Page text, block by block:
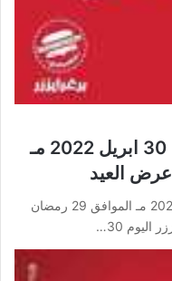
عروض مطعم برغرايززر اليوم 30 ابريل 2022 مـ
عروض مطعم برغرايززر اليوم 30 ابريل 2022 مـ الموافق 29 رمضان